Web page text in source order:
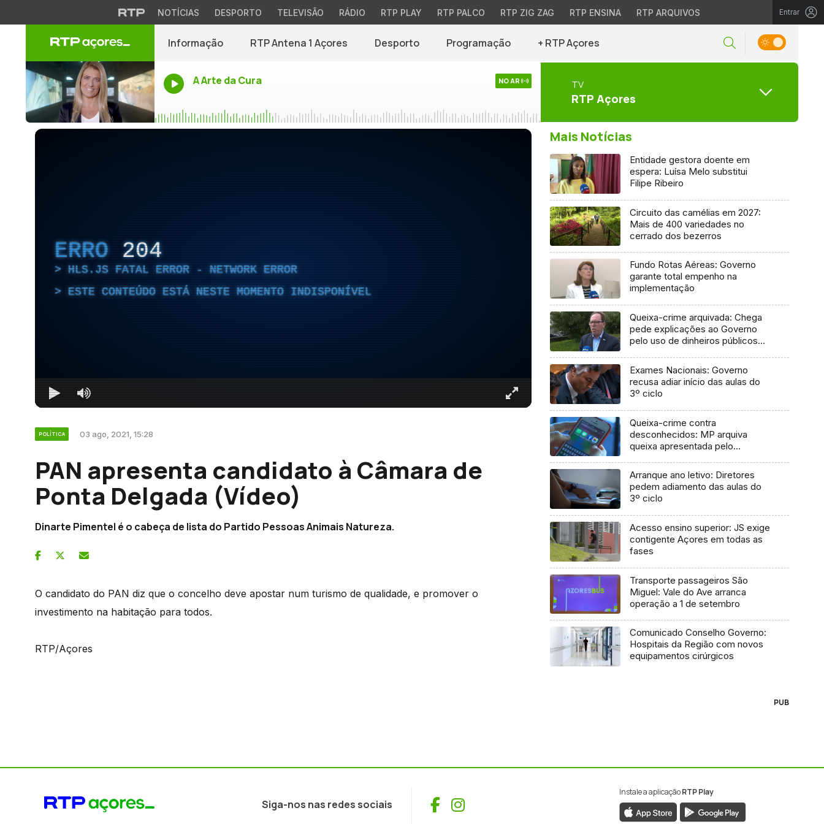
NOTÍCIAS DESPORTO TELEVISÃO RÁDIO RTP PLAY RTP PALCO RTP ZIG ZAG RTP ENSINA RTP ARQUIVOS Entrar
Informação RTP Antena 1 Açores Desporto Programação + RTP Açores
A Arte da Cura NO AR TV
RTP Açores
ERRO 204
HLS.JS FATAL ERROR - NETWORK ERROR
ESTE CONTEÚDO ESTÁ NESTE MOMENTO INDISPONÍVEL
POLÍTICA 03 ago, 2021, 15:28
PAN apresenta candidato à Câmara de
Ponta Delgada (Vídeo)
Dinarte Pimentel é o cabeça de lista do Partido Pessoas Animais Natureza.
O candidato do PAN diz que o concelho deve apostar num turismo de qualidade, e promover o
investimento na habitação para todos.
RTP/Açores
Mais Notícias
Entidade gestora doente em
espera: Luísa Melo substitui
Filipe Ribeiro
Circuito das camélias em 2027:
Mais de 400 variedades no
cerrado dos bezerros
Fundo Rotas Aéreas: Governo
garante total empenho na
implementação
Queixa-crime arquivada: Chega
pede explicações ao Governo
pelo uso de dinheiros públicos
Exames Nacionais: Governo
recusa adiar início das aulas do
3º ciclo
Queixa-crime contra
desconhecidos: MP arquiva
queixa apresentada pelo
Arranque ano letivo: Diretores
pedem adiamento das aulas do
3º ciclo
Acesso ensino superior: JS exige
contigente Açores em todas as
fases
Transporte passageiros São
Miguel: Vale do Ave arranca
operação a 1 de setembro
Comunicado Conselho Governo:
Hospitais da Região com novos
equipamentos cirúrgicos
PUB
Siga-nos nas redes sociais Facebook
Instagram
Instale a aplicaçãoRTP Play